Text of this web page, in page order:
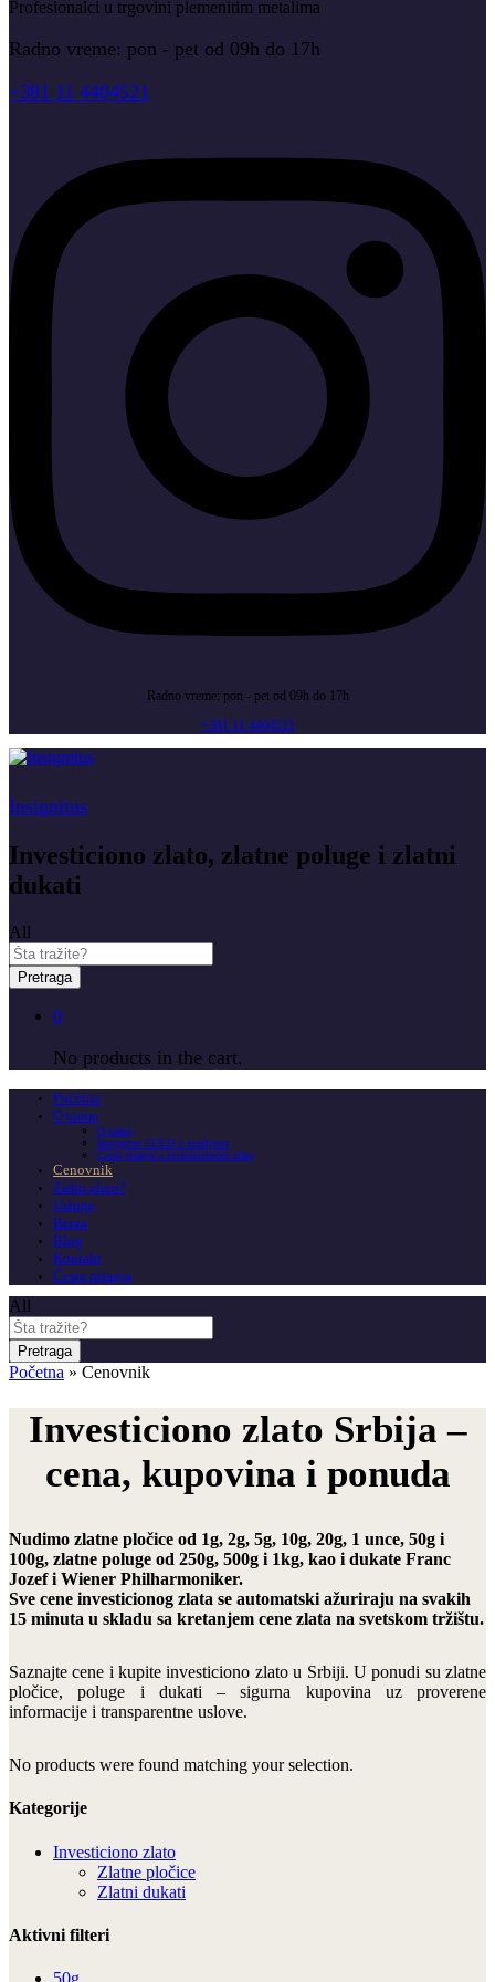
Profesionalci u trgovini plemenitim metalima
Radno vreme: pon - pet od 09h do 17h
+381 11 4404521
Radno vreme: pon - pet od 09h do 17h
+381 11 4404521
Insignitus
Investiciono zlato, zlatne poluge i zlatni
dukati
All
Pretraga
0
No products in the cart.
Početna
O nama
O nama
Insignitus GOLD u medijima
Česta pitanja o investicionom zlatu
Cenovnik
Zašto zlato?
Usluge
Berza
Blog
Kontakt
Česta pitanja
All
Pretraga
Početna » Cenovnik
Investiciono zlato Srbija –
cena, kupovina i ponuda
Nudimo zlatne pločice od 1g, 2g, 5g, 10g, 20g, 1 unce, 50g i
100g, zlatne poluge od 250g, 500g i 1kg, kao i dukate Franc
Jozef i Wiener Philharmoniker.
Sve cene investicionog zlata se automatski ažuriraju na svakih
15 minuta u skladu sa kretanjem cene zlata na svetskom tržištu.
Saznajte cene i kupite investiciono zlato u Srbiji. U ponudi su zlatne
pločice, poluge i dukati – sigurna kupovina uz proverene
informacije i transparentne uslove.
No products were found matching your selection.
Kategorije
Investiciono zlato
Zlatne pločice
Zlatni dukati
Aktivni filteri